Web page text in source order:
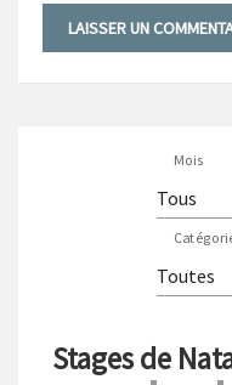
Mois
Stages de